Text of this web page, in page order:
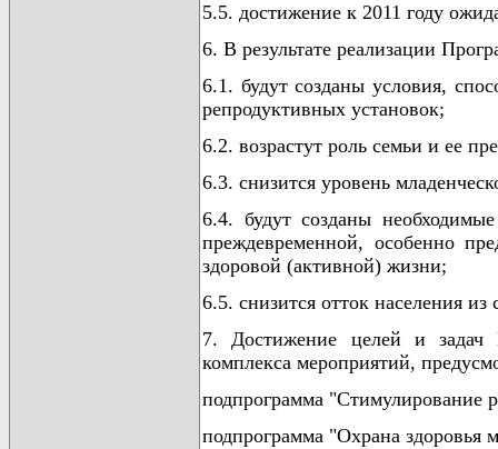
5.5. достижение к 2011 году
6. В результате реализации
6.1. будут созданы условия,
репродуктивных установок;
6.2. возрастут роль семьи и ее
6.3. снизится уровень
6.4. будут созданы
преждевременной, особенно
здоровой (активной) жизни;
6.5. снизится отток населения из
7. Достижение целей и задач
комплекса мероприятий,
подпрограмма "Стимулирование
подпрограмма "Охрана здоровья